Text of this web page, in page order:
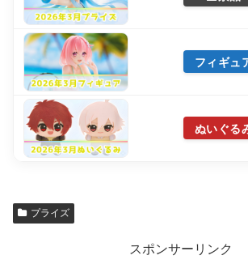
フィギュ
ぬいぐる
プライズ
スポンサーリンク